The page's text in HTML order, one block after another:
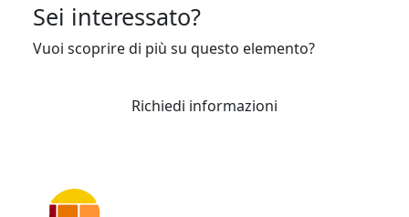
Sei interessato?
Vuoi scoprire di più su questo elemento?
Richiedi informazioni